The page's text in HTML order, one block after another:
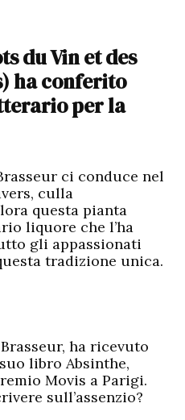
du Vin et des
ha conferito
per la
ci conduce nel
culla
questa pianta
liquore che l’ha
gli appassionati
tradizione unica.
ha ricevuto
libro Absinthe,
Movis a Parigi.
sull’assenzio?